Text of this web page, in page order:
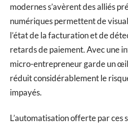
modernes s’avèrent des alliés
numériques permettent de
l’état de la facturation et de
retards de paiement. Avec une
micro-entrepreneur garde un
réduit considérablement le
impayés.
L’automatisation offerte par ces